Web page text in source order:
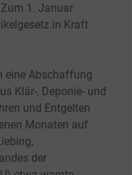
1.
Januar
in Kraft
eine Abschaffung
Klär-, Deponie- und
und Entgelten
Monaten auf
der